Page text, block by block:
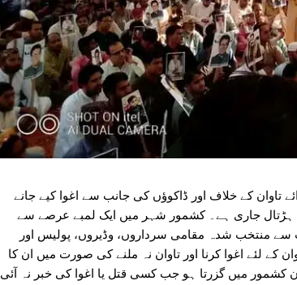
کے خلاف اور ڈاکوؤں کی جانب سے اغوا کیے جانے
ہڑتال جاری ہے۔ کشمور شہر میں ایک لمبے عرصے سے
سے منتخب شدہ مقامی سرداروں، وڈیروں، پولیس اور
لئے اغوا کرنا اور تاوان نہ ملنے کی صورت میں ان کا
کشمور میں گزرتا ہو جب کسی قتل یا اغوا کی خبر نہ آئی